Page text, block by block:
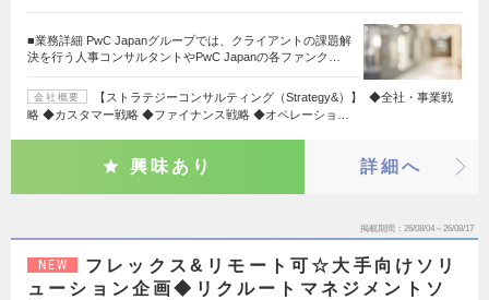
■業務詳細 PwC Japanグループでは、クライアントの課題解
決を行う人事コンサルタントやPwC Japanの各ファンク…
会社概要
【ストラテジーコンサルティング（Strategy&）】 ◆全社・事業戦
略 ◆カスタマー戦略 ◆ファイナンス戦略 ◆オペレーショ…
興味あり 詳細へ
掲載期間 26/08/04～26/08/17
NEW
フレックス&リモート可☆大手向けソリ
ューション企画◆リクルートマネジメントソ